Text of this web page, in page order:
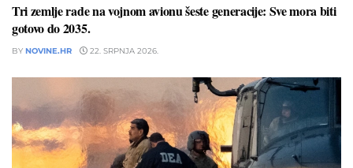
Tri zemlje rade na vojnom avionu šeste generacije: Sve mora biti
gotovo do 2035.
BY NOVINE.HR 22. SRPNJA 2026.